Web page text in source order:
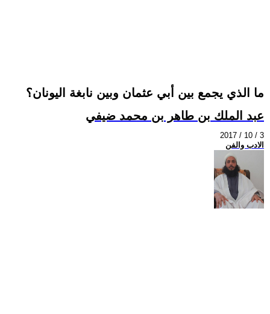
ما الذي يجمع بين أبي عثمان وبين نابغة اليونان؟
عبد الملك بن طاهر بن محمد ضيفي
2017 / 10 / 3
الادب والفن